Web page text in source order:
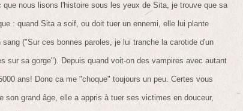
que nous lisons l'histoire sous les yeux de Sita, je trouve que sa
: quand Sita a soif, ou doit tuer un ennemi, elle lui plante
("Sur ces bonnes paroles, je lui tranche la carotide d'un
sur sa gorge"). Depuis quand voit-on des vampires avec autant
ans! Donc ca me "choque" toujours un peu. Certes vous
son grand âge, elle a appris à tuer ses victimes en douceur,